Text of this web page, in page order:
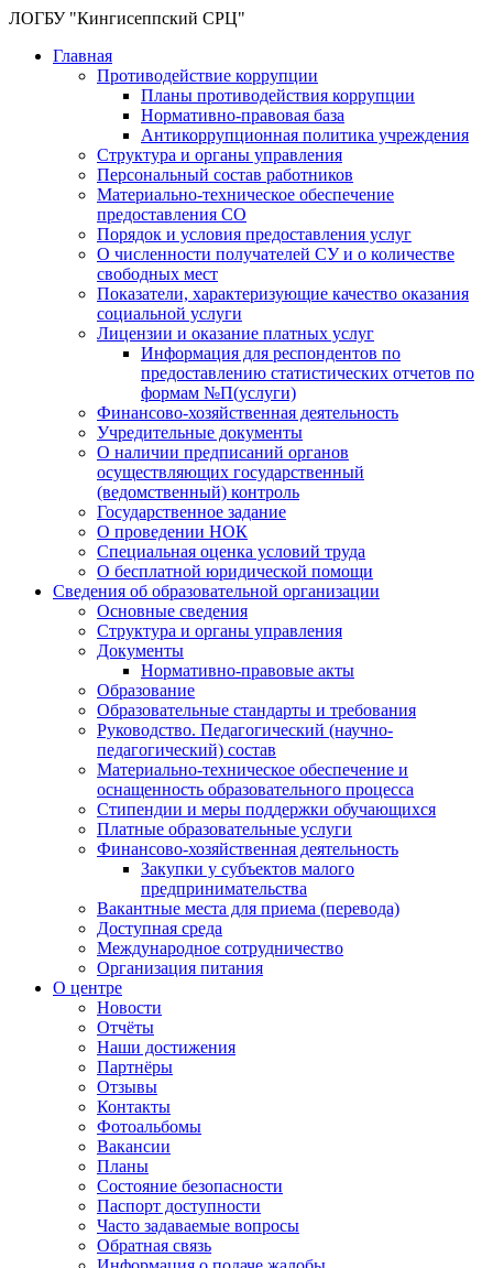
ЛОГБУ "Кингисеппский СРЦ"
Главная
Противодействие коррупции
Планы противодействия коррупции
Нормативно-правовая база
Антикоррупционная политика учреждения
Структура и органы управления
Персональный состав работников
Материально-техническое обеспечение
предоставления СО
Порядок и условия предоставления услуг
О численности получателей СУ и о количестве
свободных мест
Показатели, характеризующие качество оказания
социальной услуги
Лицензии и оказание платных услуг
Информация для респондентов по
предоставлению статистических отчетов по
формам №П(услуги)
Финансово-хозяйственная деятельность
Учредительные документы
О наличии предписаний органов
осуществляющих государственный
(ведомственный) контроль
Государственное задание
О проведении НОК
Специальная оценка условий труда
О бесплатной юридической помощи
Сведения об образовательной организации
Основные сведения
Структура и органы управления
Документы
Нормативно-правовые акты
Образование
Образовательные стандарты и требования
Руководство. Педагогический (научно-
педагогический) состав
Материально-техническое обеспечение и
оснащенность образовательного процесса
Стипендии и меры поддержки обучающихся
Платные образовательные услуги
Финансово-хозяйственная деятельность
Закупки у субъектов малого
предпринимательства
Вакантные места для приема (перевода)
Доступная среда
Международное сотрудничество
Организация питания
О центре
Новости
Отчёты
Наши достижения
Партнёры
Отзывы
Контакты
Фотоальбомы
Вакансии
Планы
Состояние безопасности
Паспорт доступности
Часто задаваемые вопросы
Обратная связь